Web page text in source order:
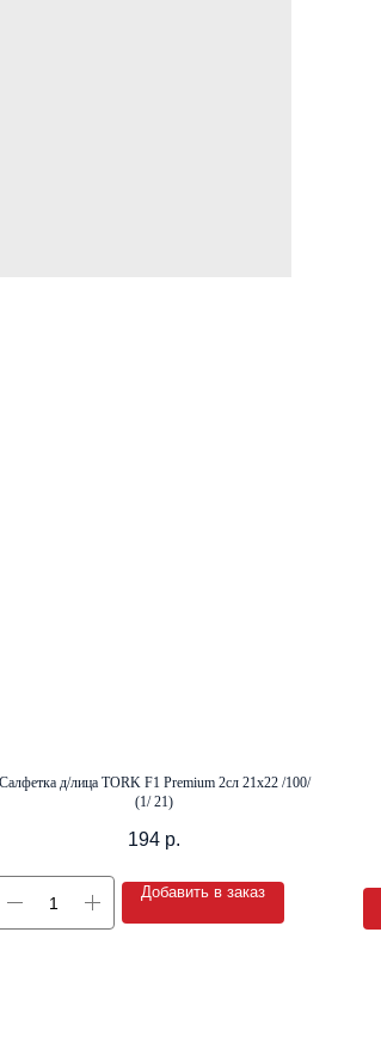
Салфетка д/лица TORK F1 Premium 2сл 21х22 /100/
(1/ 21)
194 р.
Добавить в заказ